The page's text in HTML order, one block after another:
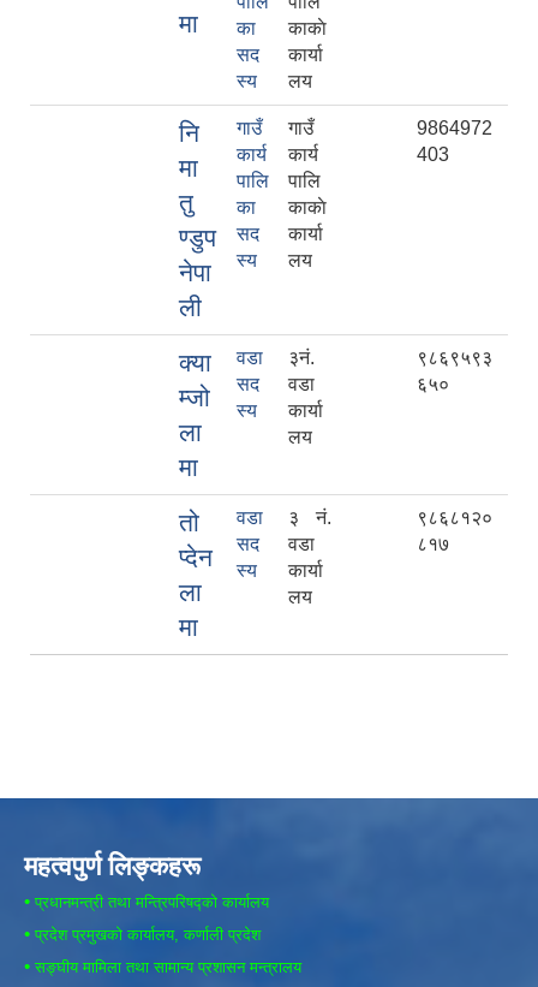
मा
का
सद
स्य
काकाे
कार्या
लय
नि
मा
तु
ण्डुप
नेपा
ली
गाउँ
कार्य
पालि
का
सद
स्य
गाउँ
कार्य
पालि
काकाे
कार्या
लय
9864972
403
क्या
म्जो
ला
मा
वडा
सद
स्य
३नं.
वडा
कार्या
लय
९८६९५९३
६५०
तो
प्देन
ला
मा
वडा
सद
स्य
३ नं.
वडा
कार्या
लय
९८६८१२०
८१७
महत्वपुर्ण लिङ्कहरू
• प्रधानमन्त्री तथा मन्त्रिपरिषद्को कार्यालय
• प्रदेश प्रमुखको कार्यालय, कर्णाली प्रदेश
• सङ्घीय मामिला तथा सामान्य प्रशासन मन्त्रालय